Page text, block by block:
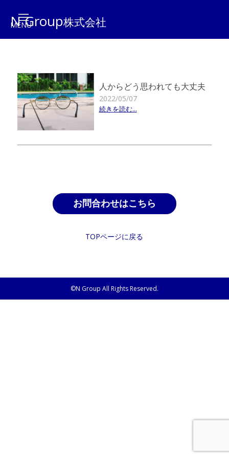
N Group株式会社
人からどう思われても大丈夫
2022/05/07
続きを読む...
お問合わせはこちら
TOPページに戻る
©N Group All Rights Reserved.